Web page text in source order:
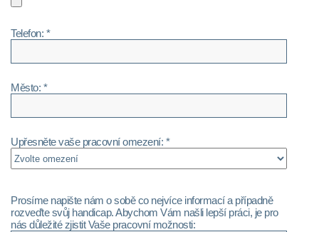
Telefon: *
Město: *
Upřesněte vaše pracovní omezení: *
Prosíme napište nám o sobě co nejvíce informací a případně
rozveďte svůj handicap. Abychom Vám našli lepší práci, je pro
nás důležité zjistit Vaše pracovní možnosti: